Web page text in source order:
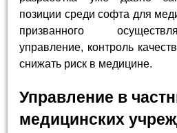
позиции среди софта для
призванного
управление, контроль
снижать риск в медицине.
Управление в
медицинских